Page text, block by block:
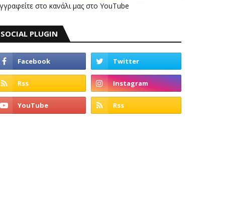
στο κανάλι μας στο YouTube
SOCIAL PLUGIN